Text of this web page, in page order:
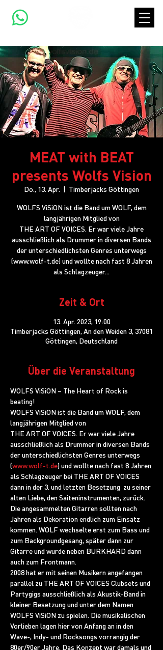
MEAT with BEAT
presents Wolfs Vision
Do., 13. Apr.
  |
Timberjacks Göttingen
WOLFS ViSiON ist die Band um WOLF, dem
langjährigen Mitglied von
THE ART OF VOICES. Er war viele Jahre
ausschließlich als Drummer in diversen Bands
der unterschiedlichsten Genres unterwegs
(www.wolf-t.de) und wollte nach fast 8 Jahren
als Schlagzeuger...
Zeit & Ort
13. Apr. 2023, 19:00
Timberjacks Göttingen, An den Weiden 3, 37081
Göttingen, Deutschland
Über die Veranstaltung
WOLFS ViSiON – The Heart of Rock is
beating!
WOLFS ViSiON ist die Band um WOLF, dem
langjährigen Mitglied von
THE ART OF VOICES. Er war viele Jahre
ausschließlich als Drummer in diversen Bands
der unterschiedlichsten Genres unterwegs
(www.wolf-t.de) und wollte nach fast 8 Jahren
als Schlagzeuger bei THE ART OF VOICES
dann in der 3. und letzten Besetzung  zu seiner
alten Liebe, den Saiteninstrumenten, zurück.
Die angesammelten Gitarren sollten nach
Jahren als Dekoration endlich zum Einsatz
kommen. WOLF wechselte erst zum Bass und
zum Backgroundgesang, später dann zur
Gitarre und wurde neben BURKHARD dann
auch zum Frontmann.
2008 hat er mit seinen Musikern angefangen
parallel zu THE ART OF VOICES Clubsets und
Partygigs ausschließlich als Akustik-Band in
kleiner Besetzung und unter dem Namen
WOLFS ViSiON zu spielen. Die musikalischen
Vorlieben lagen hier von Anfang an in den
Wave-, Indy- und Rocksongs vorrangig der
80er/90er Jahre. Das Konzept war damals und